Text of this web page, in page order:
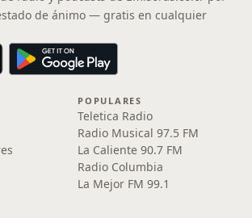
de ánimo — gratis en cualquier
POPULARES
Teletica Radio
Radio Musical 97.5 FM
La Caliente 90.7 FM
Radio Columbia
La Mejor FM 99.1